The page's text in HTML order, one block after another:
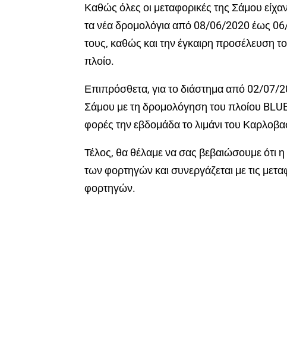
Καθώς όλες οι μεταφορικές της Σάμου
τα νέα δρομολόγια από 08/06/2020 έως
τους, καθώς και την έγκαιρη προσέλευση
πλοίο.
Επιπρόσθετα, για το διάστημα από 02/07/
Σάμου με τη δρομολόγηση του πλοίου
φορές την εβδομάδα το λιμάνι του
Τέλος, θα θέλαμε να σας βεβαιώσουμε ότι
των φορτηγών και συνεργάζεται με τις
φορτηγών.